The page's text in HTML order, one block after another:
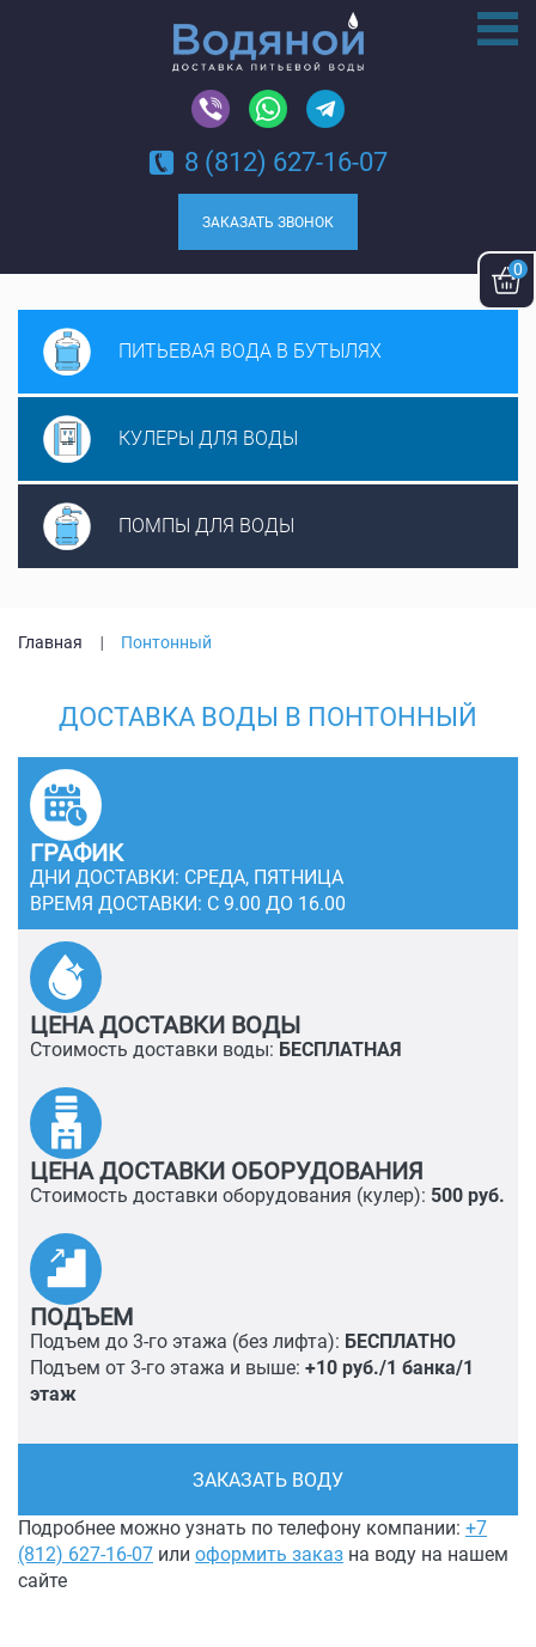
0
8 (812) 627-16-07
ЗАКАЗАТЬ ЗВОНОК
ПИТЬЕВАЯ ВОДА В БУТЫЛЯХ
КУЛЕРЫ ДЛЯ ВОДЫ
ПОМПЫ ДЛЯ ВОДЫ
Главная Понтонный
ДОСТАВКА ВОДЫ В ПОНТОННЫЙ
ГРАФИК
ДНИ ДОСТАВКИ: СРЕДА, ПЯТНИЦА
ВРЕМЯ ДОСТАВКИ: С 9.00 ДО 16.00
ЦЕНА ДОСТАВКИ ВОДЫ
Стоимость доставки воды: БЕСПЛАТНАЯ
ЦЕНА ДОСТАВКИ ОБОРУДОВАНИЯ
Стоимость доставки оборудования (кулер): 500 руб.
ПОДЪЕМ
Подъем до 3-го этажа (без лифта): БЕСПЛАТНО
Подъем от 3-го этажа и выше: +10 руб./1 банка/1
этаж
ЗАКАЗАТЬ ВОДУ
Подробнее можно узнать по телефону компании: +7
(812) 627-16-07 или оформить заказ на воду на нашем
сайте